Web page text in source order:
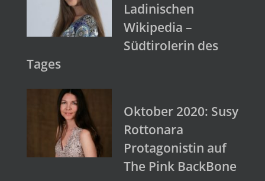
Ladinischen
Wikipedia –
Südtirolerin des
Tages
Oktober 2020: Susy
Rottonara
Protagonistin auf
The Pink BackBone